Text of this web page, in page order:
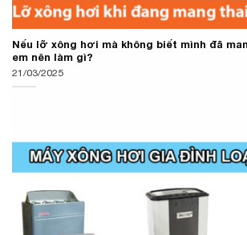
Nếu lỡ xông hơi mà không biết mình đã
em nên làm gì?
21/03/2025